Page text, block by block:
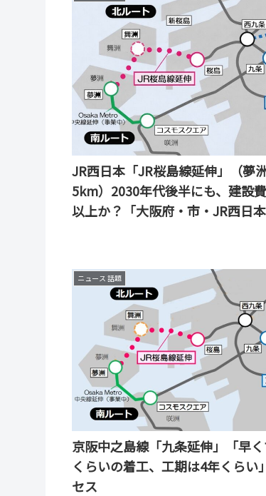
JR西日本「JR桜島線延伸」（夢
5km）2030年代後半にも、建設
以上か？「大阪府・市・JR西日本
ニュース 話題
京阪中之島線「九条延伸」「早
くらいの着工、工期は4年くらい
セス